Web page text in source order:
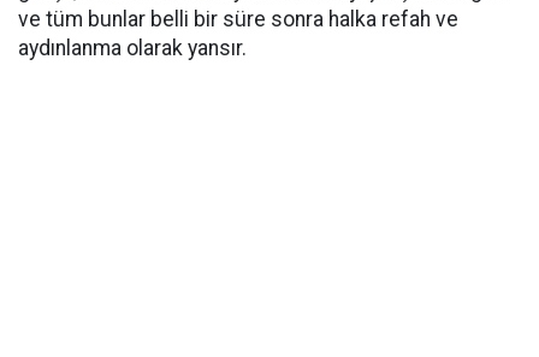
ve tüm bunlar belli bir süre sonra halka refah ve
aydınlanma olarak yansır.